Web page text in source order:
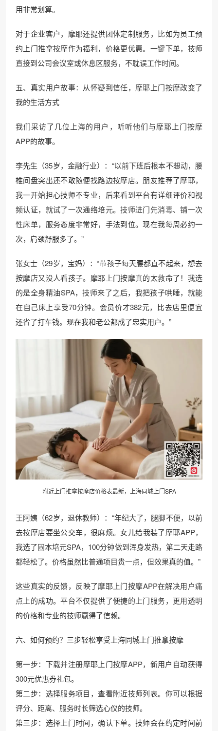
用非常划算。
对于企业客户，摩耶还提供团体定制服务，比如为员工预
约上门推拿按摩作为福利，价格更优惠。一键下单，技师
直接到公司会议室或休息区服务，不耽误工作时间。
五、真实用户故事：从怀疑到信任，摩耶上门按摩改变了
我的生活方式
我们采访了几位上海的用户，听听他们与摩耶上门按摩
APP的故事。
李先生（35岁，金融行业）：“以前下班后根本不想动，腰
椎间盘突出还不敢随便找路边按摩店。朋友推荐了摩耶，
我一开始担心技师不专业，后来看到平台有详细评价和视
频认证，就试了一次通络培元。技师进门先消毒、铺一次
性床单，服务态度非常好，手法到位。现在我每周必约一
次，肩颈舒服多了。”
张女士（29岁，宝妈）：“带孩子每天腰都直不起来，想去
按摩店又没人看孩子。摩耶上门按摩真的太救命了！我选
的是全身精油SPA，技师来了之后，我把孩子哄睡，就能
在自己床上享受70分钟。会员价才382元，比去店里便宜
还省了打车钱。现在我和老公都成了忠实用户。”
附近上门推拿按摩店价格表最新，上海同城上门SPA
王阿姨（62岁，退休教师）：“年纪大了，腿脚不便，以前
去按摩店要坐公交车，很麻烦。女儿给我装了摩耶APP，
我选了固本培元SPA，100分钟做到浑身发热，第二天走路
都轻松了。价格虽然比普通项目贵一点，但效果真的值。”
这些真实的反馈，反映了摩耶上门按摩APP在解决用户痛
点上的成功。平台不仅提供了便捷的上门服务，更用透明
的价格和专业的技师赢得了信赖。
六、如何预约？三步轻松享受上海同城上门推拿按摩
第一步：下载并注册摩耶上门按摩APP，新用户自动获得
300元优惠券礼包。
第二步：选择服务项目，查看附近技师列表。你可以根据
评分、距离、服务时长筛选心仪的技师。
第三步：选择上门时间，确认下单。技师会在约定时间前